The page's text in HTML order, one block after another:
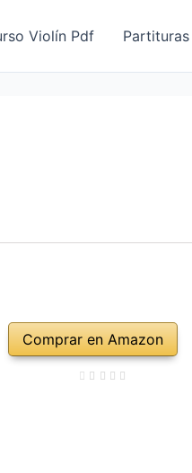
Violín Pdf
Comprar en Amazon